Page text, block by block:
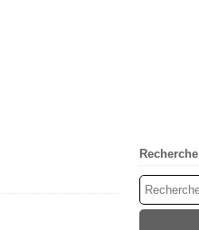
Recherche